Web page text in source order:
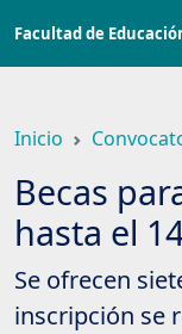
contenido
Facultad de
Inicio
Becas
hasta el
Se ofrecen
inscripción se